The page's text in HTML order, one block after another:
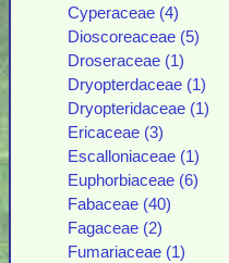
Cyperaceae (4)
Dioscoreaceae (5)
Droseraceae (1)
Dryopterdaceae (1)
Dryopteridaceae (1)
Ericaceae (3)
Escalloniaceae (1)
Euphorbiaceae (6)
Fabaceae (40)
Fagaceae (2)
Fumariaceae (1)